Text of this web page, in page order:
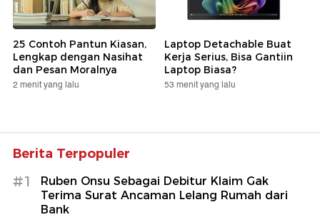
25 Contoh Pantun Kiasan,
Lengkap dengan Nasihat
dan Pesan Moralnya
2 menit yang lalu
Laptop Detachable Buat
Kerja Serius, Bisa Gantiin
Laptop Biasa?
53 menit yang lalu
Berita Terpopuler
#1
Ruben Onsu Sebagai Debitur Klaim Gak
Terima Surat Ancaman Lelang Rumah dari
Bank